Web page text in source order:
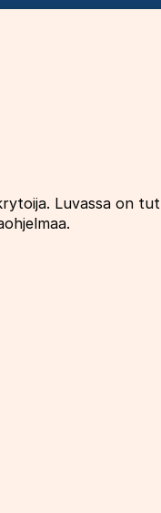
Luvassa on